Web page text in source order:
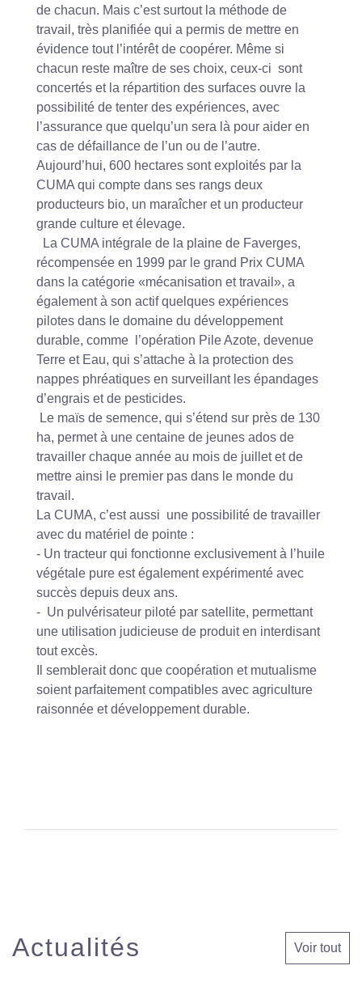
de chacun. Mais c’est surtout la méthode de
travail, très planifiée qui a permis de mettre en
évidence tout l’intérêt de coopérer. Même si
chacun reste maître de ses choix, ceux-ci sont
concertés et la répartition des surfaces ouvre la
possibilité de tenter des expériences, avec
l’assurance que quelqu’un sera là pour aider en
cas de défaillance de l’un ou de l’autre.
Aujourd’hui, 600 hectares sont exploités par la
CUMA qui compte dans ses rangs deux
producteurs bio, un maraîcher et un producteur
grande culture et élevage.
La CUMA intégrale de la plaine de Faverges,
récompensée en 1999 par le grand Prix CUMA
dans la catégorie «mécanisation et travail», a
également à son actif quelques expériences
pilotes dans le domaine du développement
durable, comme l’opération Pile Azote, devenue
Terre et Eau, qui s’attache à la protection des
nappes phréatiques en surveillant les épandages
d’engrais et de pesticides.
Le maïs de semence, qui s’étend sur près de 130
ha, permet à une centaine de jeunes ados de
travailler chaque année au mois de juillet et de
mettre ainsi le premier pas dans le monde du
travail.
La CUMA, c’est aussi une possibilité de travailler
avec du matériel de pointe :
- Un tracteur qui fonctionne exclusivement à l’huile
végétale pure est également expérimenté avec
succès depuis deux ans.
- Un pulvérisateur piloté par satellite, permettant
une utilisation judicieuse de produit en interdisant
tout excès.
Il semblerait donc que coopération et mutualisme
soient parfaitement compatibles avec agriculture
raisonnée et développement durable.
Actualités Voir tout